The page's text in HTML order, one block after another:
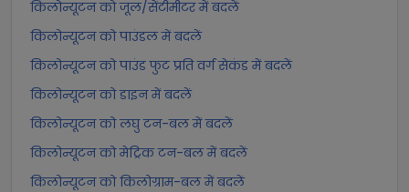
किलोन्यूटन को जूल/सेंटीमीटर में बदलें
किलोन्यूटन को पाउंडल में बदलें
किलोन्यूटन को पाउंड फुट प्रति वर्ग सेकंड में बदलें
किलोन्यूटन को डाइन में बदलें
किलोन्यूटन को लघु टन-बल में बदलें
किलोन्यूटन को मेट्रिक टन-बल में बदलें
किलोन्यूटन को किलोग्राम-बल में बदलें